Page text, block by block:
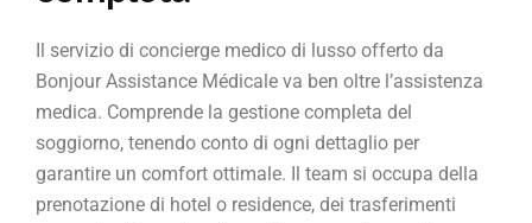
Il servizio di concierge medico di lusso offerto da
Bonjour Assistance Médicale va ben oltre l’assistenza
medica. Comprende la gestione completa del
soggiorno, tenendo conto di ogni dettaglio per
garantire un comfort ottimale. Il team si occupa della
prenotazione di hotel o residence, dei trasferimenti